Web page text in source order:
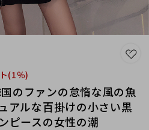
(1％)
のファンの怠惰な風の魚
アルな百掛けの小さい黒
ピースの女性の潮